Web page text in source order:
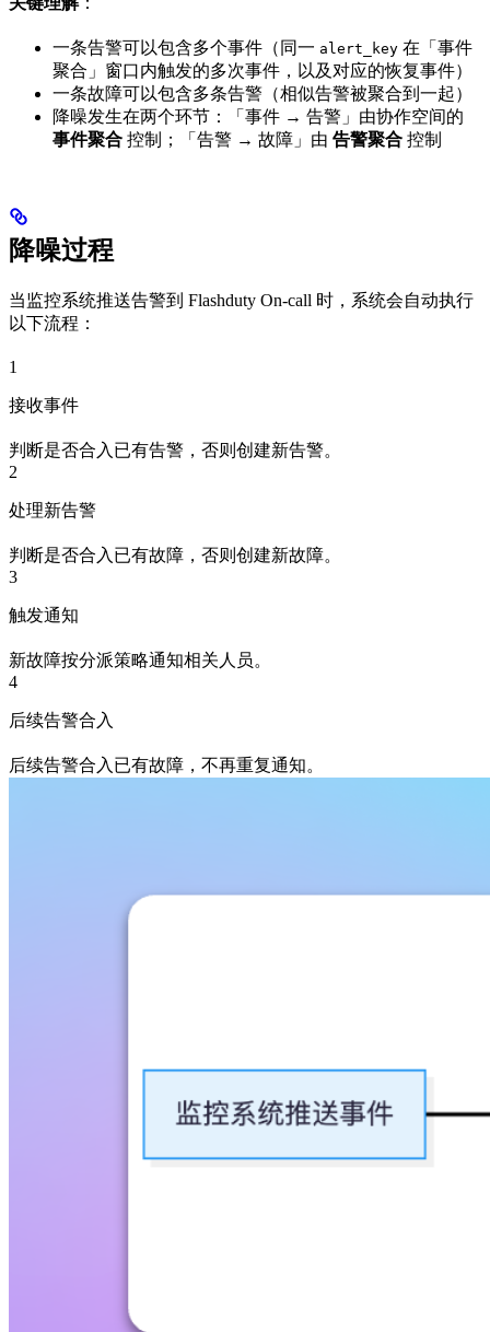
一条告警可以包含多个事件（同一 alert_key 在「事件
聚合」窗口内触发的多次事件，以及对应的恢复事件）
一条故障可以包含多条告警（相似告警被聚合到一起）
降噪发生在两个环节：「事件 → 告警」由协作空间的
事件聚合 控制；「告警 → 故障」由 告警聚合 控制
降噪过程
当监控系统推送告警到 Flashduty On-call 时，系统会自动执行
以下流程：
1
接收事件
判断是否合入已有告警，否则创建新告警。
2
处理新告警
判断是否合入已有故障，否则创建新故障。
3
触发通知
新故障按分派策略通知相关人员。
4
后续告警合入
后续告警合入已有故障，不再重复通知。